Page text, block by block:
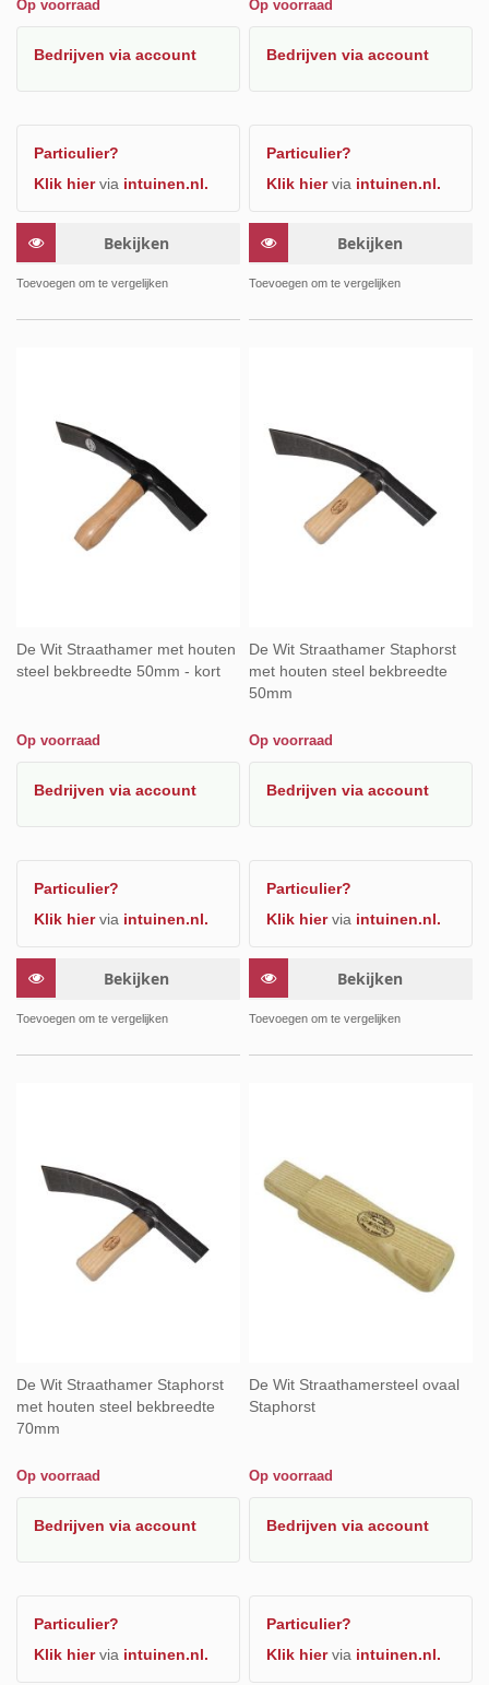
Op voorraad
Bedrijven via account
Particulier?
Klik hiervia intuinen.nl.
Bekijken
Toevoegen om te vergelijken
Op voorraad
Bedrijvenvia account
Particulier?
Klik hiervia intuinen.nl.
Bekijken
Toevoegen om te vergelijken
De Wit Straathamer met houten
steel bekbreedte 50mm - kort
Op voorraad
Bedrijven via account
Particulier?
Klik hiervia intuinen.nl.
Bekijken
Toevoegen om te vergelijken
De Wit Straathamer Staphorst
met houten steel bekbreedte
50mm
Op voorraad
Bedrijvenvia account
Particulier?
Klik hiervia intuinen.nl.
Bekijken
Toevoegen om te vergelijken
De Wit Straathamer Staphorst
met houten steel bekbreedte
70mm
Op voorraad
Bedrijven via account
Particulier?
Klik hiervia intuinen.nl.
De Wit Straathamersteel ovaal
Staphorst
Op voorraad
Bedrijvenvia account
Particulier?
Klik hiervia intuinen.nl.